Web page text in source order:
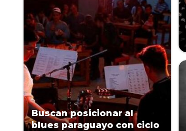
Buscan posicionar al
blues paraguayo con ciclo